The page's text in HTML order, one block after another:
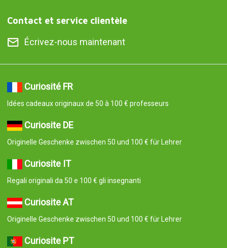
Contact et service clientèle
Écrivez-nous maintenant
Curiosité FR
Idées cadeaux originaux de 50 à 100 € professeurs
Curiosite DE
Originelle Geschenke zwischen 50 und 100 € für Lehrer
Curiosite IT
Regali originali da 50 e 100 € gli insegnanti
Curiosite AT
Originelle Geschenke zwischen 50 und 100 € für Lehrer
Curiosite PT